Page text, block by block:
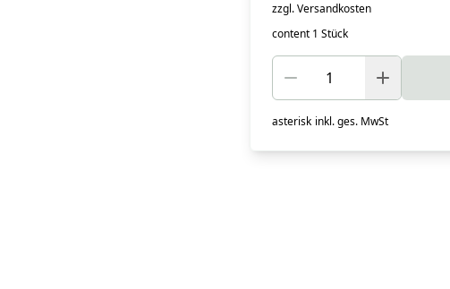
zzgl. Versandkosten
content 1 Stück
asterisk inkl. ges. MwSt